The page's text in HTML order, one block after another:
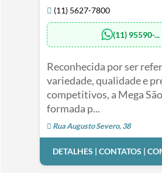
(11) 5627-7800
(11) 95590-...
Reconhecida por ser
variedade, qualidade e
competitivos, a Mega
formada p...
Rua Augusto Severo, 38
DETALHES | CONTATOS |